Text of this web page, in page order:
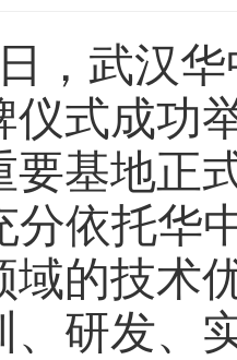
，武汉
仪式成功
要基地正
分依托华
域的技术
、研发、